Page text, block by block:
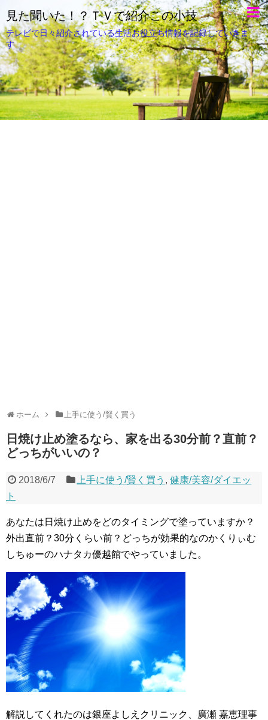
見た聞いた！？ＴＶで紹介この小技
テレビで日々紹介されている生活お役立ち情報を記録していきま
す
ホーム 上手に使う/賢く買う
日焼け止め塗るなら、家を出る30分前？直前？
どっちがいいの？
2018/6/7 上手に使う/賢く買う ,健康/美容/ダイエッ
ト
あなたは日焼け止めをどのタイミングで塗っていますか？
外出直前？30分くらい前？どっちが効果的なのかくりぃむ
しちゅーのハナタカ優越館でやっていました。
解説してくれたのは銀座よしえクリニック、廣瀬 嘉恵理事